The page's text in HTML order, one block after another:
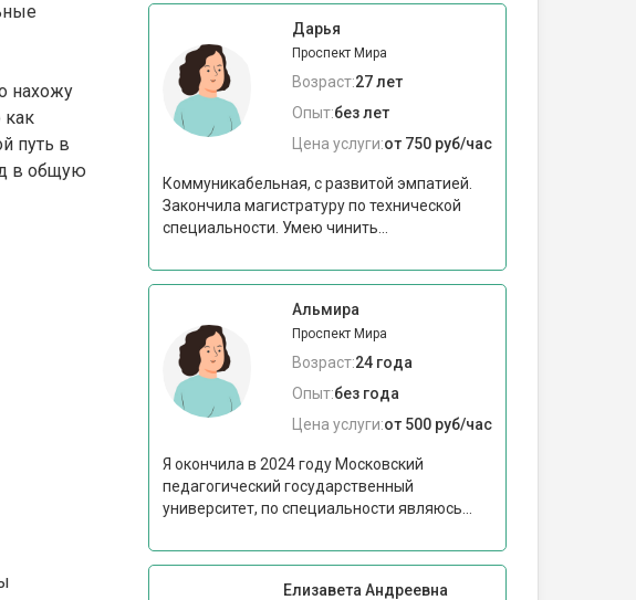
нахожу
как
путь в
в общую
Дарья
Проспект Мира
Возраст:27 лет
Опыт:без лет
Цена услуги:от 750 руб/час
Коммуникабельная, с развитой эмпатией.
Закончила магистратуру по технической
специальности. Умею чинить...
Альмира
Проспект Мира
Возраст:24 года
Опыт:без года
Цена услуги:от 500 руб/час
Я окончила в 2024 году Московский
педагогический государственный
университет, по специальности являюсь...
Елизавета Андреевна